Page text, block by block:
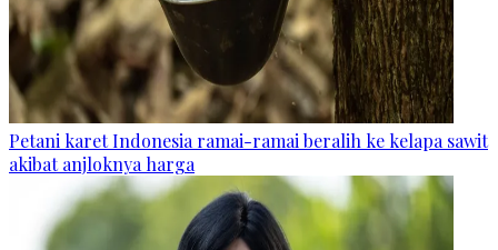
Petani karet Indonesia ramai-ramai beralih ke kelapa sawit
akibat anjloknya harga